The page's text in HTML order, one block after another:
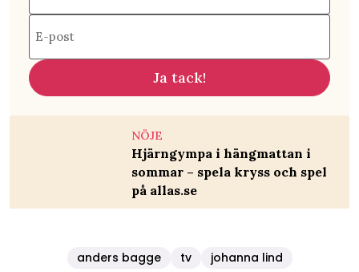
E-post
Ja tack!
NÖJE
Hjärngympa i hängmattan i
sommar – spela kryss och spel
på allas.se
anders bagge tv johanna lind